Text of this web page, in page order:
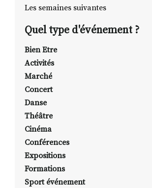
Les semaines suivantes
Quel type d'événement ?
Bien Etre
Activités
Marché
Concert
Danse
Théâtre
Cinéma
Conférences
Expositions
Formations
Sport événement